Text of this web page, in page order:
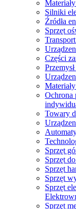
Silniki
Źródła
Sprzęt
Części
Ochrona
Towary
Sprzęt
Sprzęt
Sprzęt
Sprzęt
Sprzęt
Sprzęt